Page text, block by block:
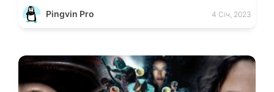
подібного контенту викликає обурення. Деталі розказало видання […]
Pingvin Pro 4 Січ, 2023